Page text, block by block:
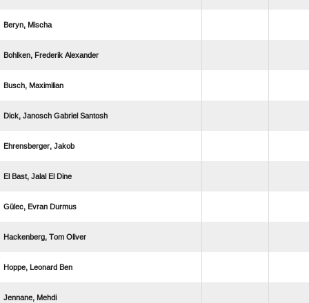
 
  
 
   
 
    
  
  
  
 